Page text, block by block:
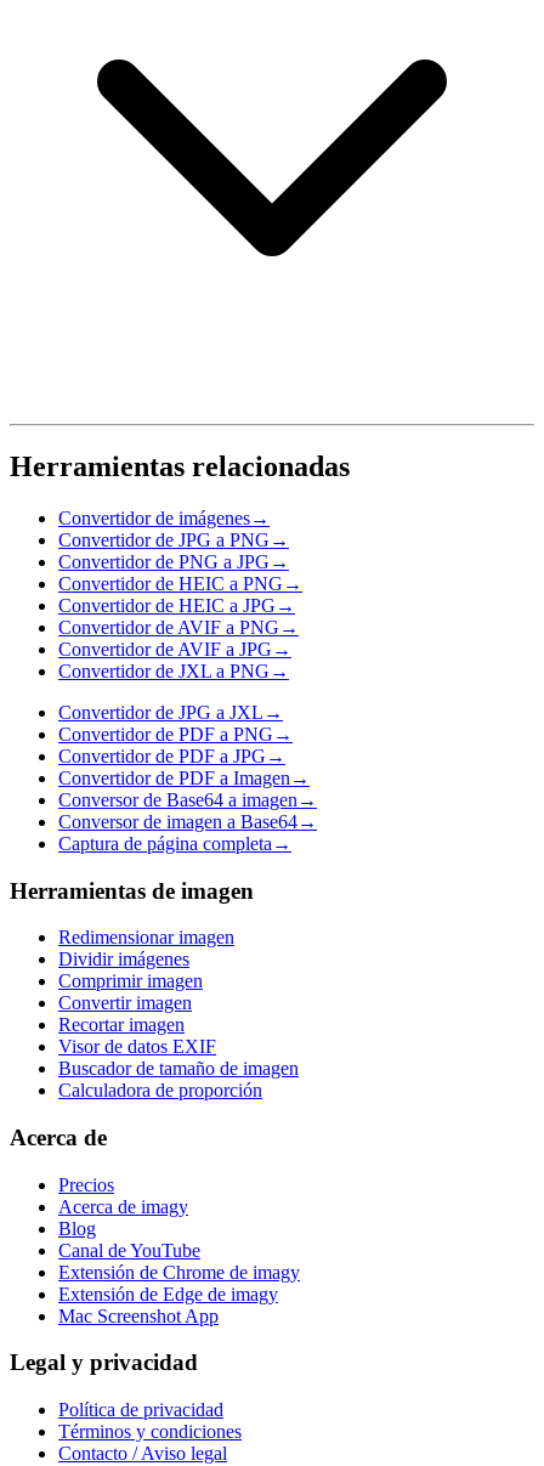
Herramientas relacionadas
Convertidor de imágenes→
Convertidor de JPG a PNG →
Convertidor de PNG a JPG →
Convertidor de HEIC a PNG →
Convertidor de HEIC a JPG →
Convertidor de AVIF a PNG →
Convertidor de AVIF a JPG →
Convertidor de JXL a PNG →
Convertidor de JPG a JXL →
Convertidor de PDF a PNG →
Convertidor de PDF a JPG →
Convertidor de PDF a Imagen →
Conversor de Base64 a imagen →
Conversor de imagen a Base64→
Captura de página completa →
Herramientas de imagen
Redimensionar imagen
Dividir imágenes
Comprimir imagen
Convertir imagen
Recortar imagen
Visor de datos EXIF
Buscador de tamaño de imagen
Calculadora de proporción
Acerca de
Precios
Acerca de imagy
Blog
Canal de YouTube
Extensión de Chrome de imagy
Extensión de Edge de imagy
Mac Screenshot App
Legal y privacidad
Política de privacidad
Términos y condiciones
Contacto / Aviso legal